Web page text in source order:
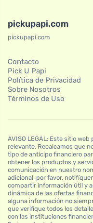
pickupapi.com
pickupapi.com
Contacto
Pick U Papi
Política de Privacidad
Sobre Nosotros
Términos de Uso
AVISO LEGAL: Este sitio
relevante. Recalcamos que
tipo de anticipo financiero
obtener los productos y
comunicación en nuestro
adicional, por favor,
compartir información útil y
dinámica de las ofertas
alguna información no
que verifique todos los
con las instituciones